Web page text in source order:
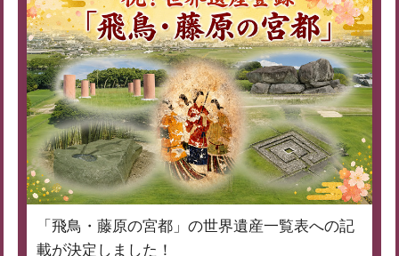
「飛鳥・藤原の宮都」の世界遺産一覧表への記
載が決定しました！